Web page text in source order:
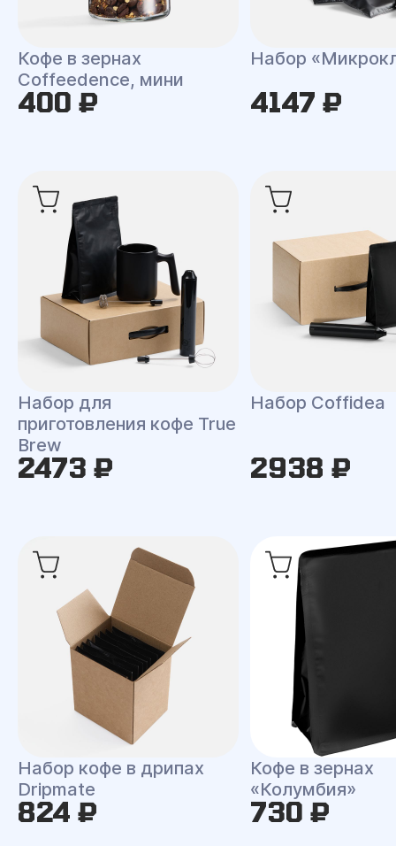
Кофе в зернах
Coffeedence, мини
400 ₽
Набор
4147 ₽
Набор для
приготовления кофе True
Brew
2473 ₽
Набор Coffidea
2938 ₽
Набор кофе в дрипах
Dripmate
824 ₽
Кофе в зернах
«Колумбия»
730 ₽